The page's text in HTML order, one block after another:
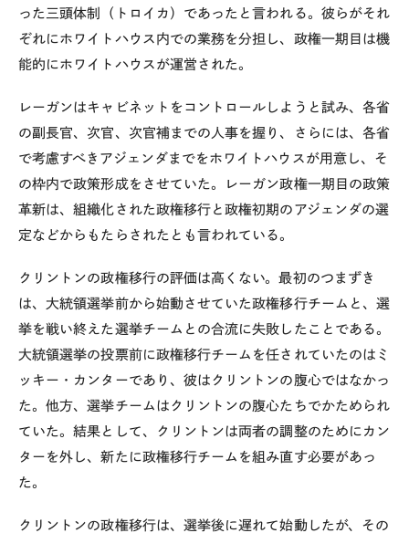
った三頭体制（トロイカ）であったと言われる。彼らがそれ
ぞれにホワイトハウス内での業務を分担し、政権一期目は機
能的にホワイトハウスが運営された。
レーガンはキャビネットをコントロールしようと試み、各省
の副長官、次官、次官補までの人事を握り、さらには、各省
で考慮すべきアジェンダまでをホワイトハウスが用意し、そ
の枠内で政策形成をさせていた。レーガン政権一期目の政策
革新は、組織化された政権移行と政権初期のアジェンダの選
定などからもたらされたとも言われている。
クリントンの政権移行の評価は高くない。最初のつまずき
は、大統領選挙前から始動させていた政権移行チームと、選
挙を戦い終えた選挙チームとの合流に失敗したことである。
大統領選挙の投票前に政権移行チームを任されていたのはミ
ッキー・カンターであり、彼はクリントンの腹心ではなかっ
た。他方、選挙チームはクリントンの腹心たちでかためられ
ていた。結果として、クリントンは両者の調整のためにカン
ターを外し、新たに政権移行チームを組み直す必要があっ
た。
クリントンの政権移行は、選挙後に遅れて始動したが、その